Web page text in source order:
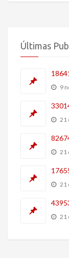
Últimas
9
21
21
21
21